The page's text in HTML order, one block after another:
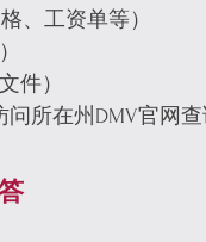
、工资单等）
件）
所在州DMV官网查